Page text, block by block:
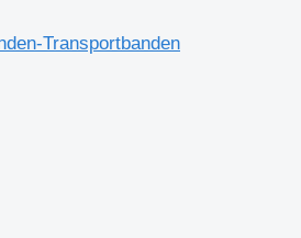
Transportbanden